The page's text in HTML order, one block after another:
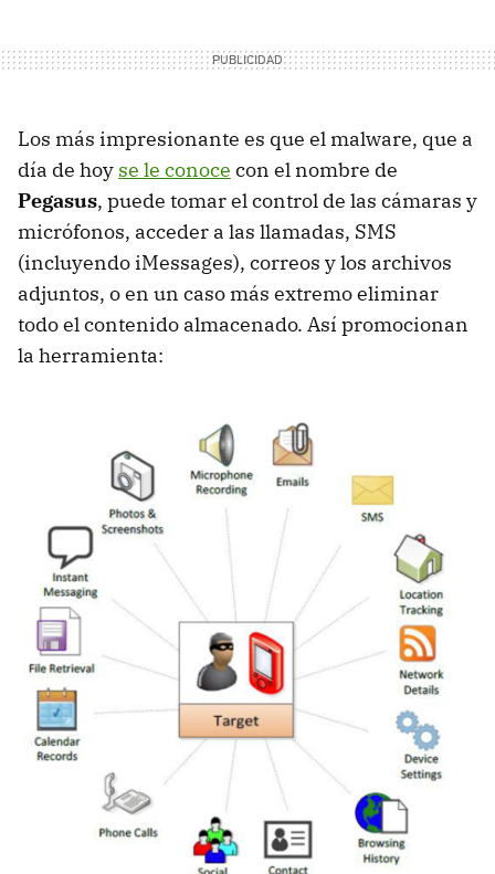
Los más impresionante es que el malware, que a
día de hoy se le conoce con el nombre de
Pegasus, puede tomar el control de las cámaras y
micrófonos, acceder a las llamadas, SMS
(incluyendo iMessages), correos y los archivos
adjuntos, o en un caso más extremo eliminar
todo el contenido almacenado. Así promocionan
la herramienta: